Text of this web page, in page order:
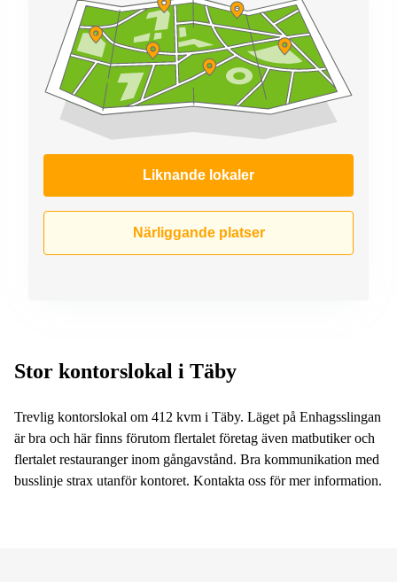
Liknande lokaler
Närliggande platser
Stor kontorslokal i Täby
Trevlig kontorslokal om 412 kvm i Täby. Läget på Enhagsslingan
är bra och här finns förutom flertalet företag även matbutiker och
flertalet restauranger inom gångavstånd. Bra kommunikation med
busslinje strax utanför kontoret. Kontakta oss för mer information.